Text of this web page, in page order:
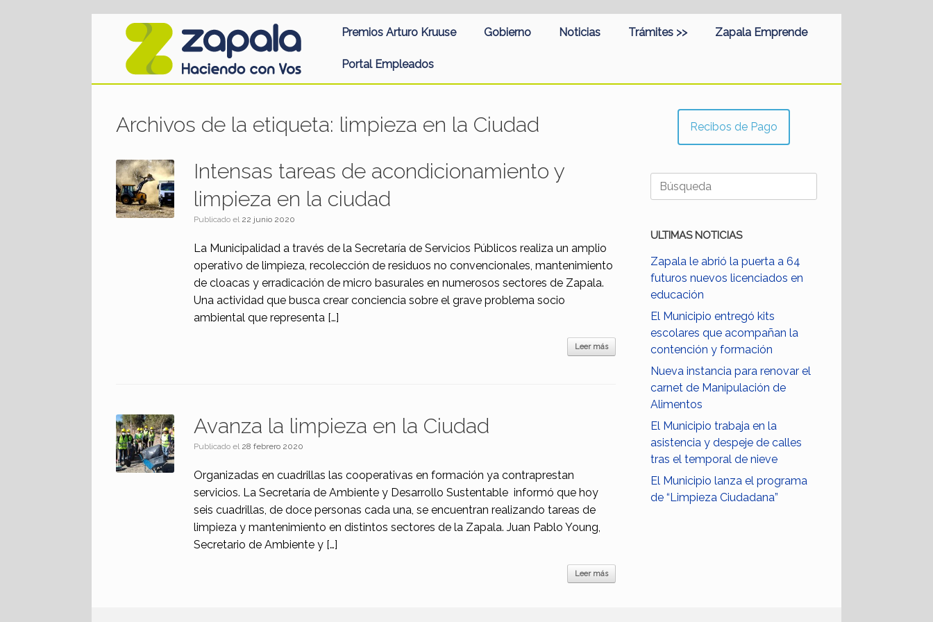
Premios Arturo Kruuse Gobierno Noticias Trámites >> Zapala Emprende
Portal Empleados
Archivos de la etiqueta: limpieza en la Ciudad
Intensas tareas de acondicionamiento y
limpieza en la ciudad
Publicado el 22 junio 2020
La Municipalidad a través de la Secretaría de Servicios Públicos realiza un amplio
operativo de limpieza, recolección de residuos no convencionales, mantenimiento
de cloacas y erradicación de micro basurales en numerosos sectores de Zapala.
Una actividad que busca crear conciencia sobre el grave problema socio
ambiental que representa […]
Leer más
Avanza la limpieza en la Ciudad
Publicado el 28 febrero 2020
Organizadas en cuadrillas las cooperativas en formación ya contraprestan
servicios. La Secretaría de Ambiente y Desarrollo Sustentable informó que hoy
seis cuadrillas, de doce personas cada una, se encuentran realizando tareas de
limpieza y mantenimiento en distintos sectores de la Zapala. Juan Pablo Young,
Secretario de Ambiente y […]
Leer más
Recibos de Pago
Buscar:
ULTIMAS NOTICIAS
Zapala le abrió la puerta a 64
futuros nuevos licenciados en
educación
El Municipio entregó kits
escolares que acompañan la
contención y formación
Nueva instancia para renovar el
carnet de Manipulación de
Alimentos
El Municipio trabaja en la
asistencia y despeje de calles
tras el temporal de nieve
El Municipio lanza el programa
de “Limpieza Ciudadana”